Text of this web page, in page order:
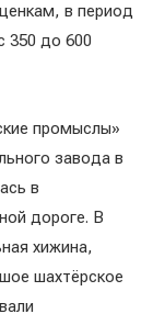
в период
350 до 600
промыслы»
завода в
в
дороге. В
хижина,
шахтёрское